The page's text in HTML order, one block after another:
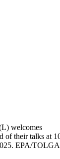
welcomes
of their talks at
EPA/TOLGA